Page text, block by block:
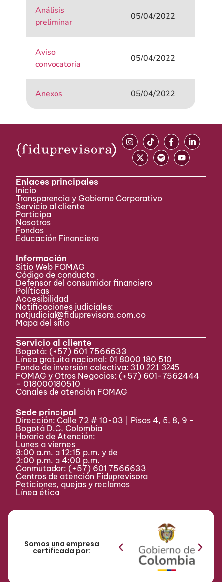
Análisis
preliminar
05/04/2022
Aviso
convocatoria
05/04/2022
Anexos 05/04/2022
Enlaces principales
Inicio
Transparencia y Gobierno Corporativo
Servicio al cliente
Participa ​
Nosotros
Fondos
Educación Financiera
Información
Sitio Web FOMAG
Código de conducta
Defensor del consumidor financiero
Políticas
Accesibilidad
Notificaciones judiciales:
notjudicial@fiduprevisora.com.co
Mapa del sitio
Servicio al cliente
Bogotá: (+57) 601 7566633
Línea gratuita nacional: 01 8000 180 510
Fondo de inversión colectiva:310 221 3245
FOMAG y Otros Negocios: (+57) 601-7562444
– 018000180510
Canales de atención FOMAG
Sede principal
Dirección: Calle 72 # 10-03 | Pisos 4, 5, 8, 9 -
Bogotá D.C, Colombia
Horario de Atención:
Lunes a viernes
8:00 a.m. a 12:15 p.m. y de
2:00 p.m. a 4:00 p.m.
Conmutador: (+57) 601 7566633
Centros de atención Fiduprevisora
Peticiones, quejas y reclamos
Línea ética
Somos una empresa
certificada por: